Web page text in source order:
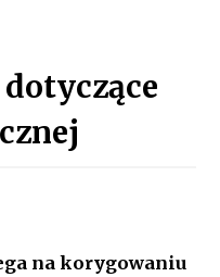
a jasne zasady pracy.
2DIN i uchwyty na kubki
na korygowaniu